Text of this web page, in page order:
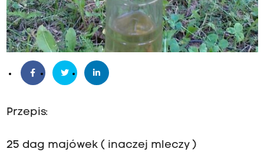
Przepis:
25 dag majówek ( inaczej mleczy )